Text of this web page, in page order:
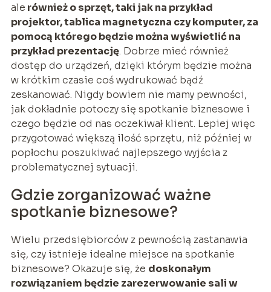
ale również o sprzęt, taki jak na przykład
projektor, tablica magnetyczna czy komputer, za
pomocą którego będzie można wyświetlić na
przykład prezentację. Dobrze mieć również
dostęp do urządzeń, dzięki którym będzie można
w krótkim czasie coś wydrukować bądź
zeskanować. Nigdy bowiem nie mamy pewności,
jak dokładnie potoczy się spotkanie biznesowe i
czego będzie od nas oczekiwał klient. Lepiej więc
przygotować większą ilość sprzętu, niż później w
popłochu poszukiwać najlepszego wyjścia z
problematycznej sytuacji.
Gdzie zorganizować ważne
spotkanie biznesowe?
Wielu przedsiębiorców z pewnością zastanawia
się, czy istnieje idealne miejsce na spotkanie
biznesowe? Okazuje się, że doskonałym
rozwiązaniem będzie zarezerwowanie sali w